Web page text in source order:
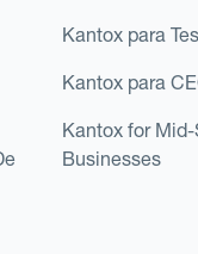
Kantox para
Kantox para
Kantox for
Businesses